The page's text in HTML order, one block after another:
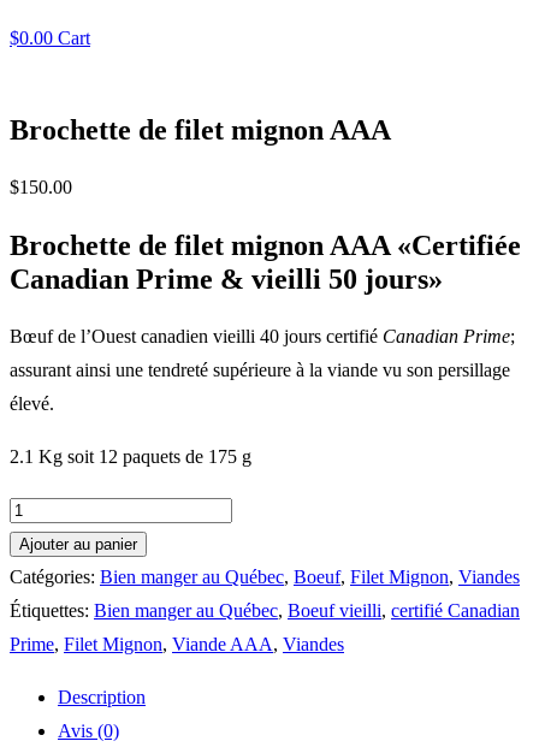
$0.00 Cart
Brochette de filet mignon AAA
$150.00
Brochette de filet mignon AAA «Certifiée
Canadian Prime & vieilli 50 jours»
Bœuf de l’Ouest canadien vieilli 40 jours certifié Canadian Prime;
assurant ainsi une tendreté supérieure à la viande vu son persillage
élevé.
2.1 Kg soit 12 paquets de 175 g
quantité
de
Brochette
de
filet
Ajouter au panier
Catégories: Bien manger au Québec, Boeuf, Filet Mignon, Viandes
Étiquettes: Bien manger au Québec, Boeuf vieilli, certifié Canadian
Prime, Filet Mignon, Viande AAA, Viandes
Description
Avis (0)